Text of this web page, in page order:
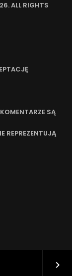
keyboard_arrow_right
ALL RIGHTS
SĄ
REPREZENTUJĄ
SIEKIERZYŃSKI